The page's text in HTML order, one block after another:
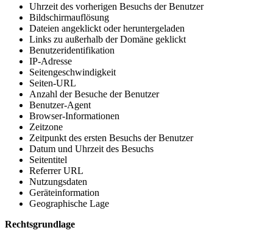
Uhrzeit des vorherigen Besuchs der Benutzer
Bildschirmauflösung
Dateien angeklickt oder heruntergeladen
Links zu außerhalb der Domäne geklickt
Benutzeridentifikation
IP-Adresse
Seitengeschwindigkeit
Seiten-URL
Anzahl der Besuche der Benutzer
Benutzer-Agent
Browser-Informationen
Zeitzone
Zeitpunkt des ersten Besuchs der Benutzer
Datum und Uhrzeit des Besuchs
Seitentitel
Referrer URL
Nutzungsdaten
Geräteinformation
Geographische Lage
Rechtsgrundlage